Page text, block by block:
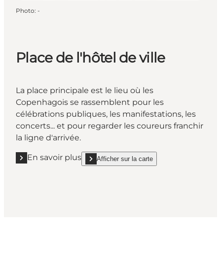
Photo: -
Place de l'hôtel de ville
La place principale est le lieu où les
Copenhagois se rassemblent pour les
célébrations publiques, les manifestations, les
concerts... et pour regarder les coureurs franchir
la ligne d'arrivée.
En savoir plus
En savoir plus "Place de l'hôtel de ville "
Afficher sur la carte